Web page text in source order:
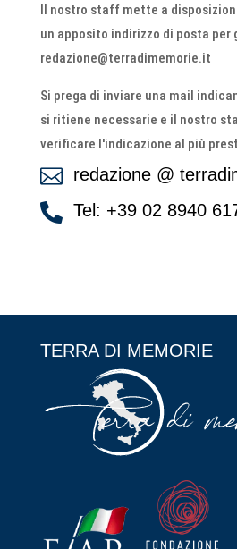
Il nostro staff mette a
un apposito indirizzo di posta per
redazione@terradimemorie.it
Si prega di inviare una mail
si ritiene necessarie e il nostro
verificare l'indicazione al più
 redazione @
 Tel: +39 02 8940
TERRA DI MEMORIE